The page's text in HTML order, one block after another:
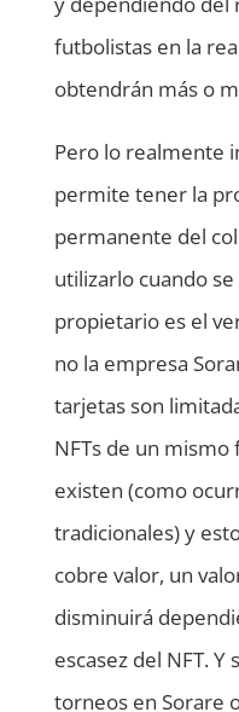
futbolistas en la
obtendrán más o
Pero lo realmente
permite tener la
permanente del
utilizarlo cuando
propietario es el
no la empresa
tarjetas son
NFTs de un
existen (como
tradicionales) y
cobre valor, un
disminuirá
escasez del NFT.
torneos en Sorare